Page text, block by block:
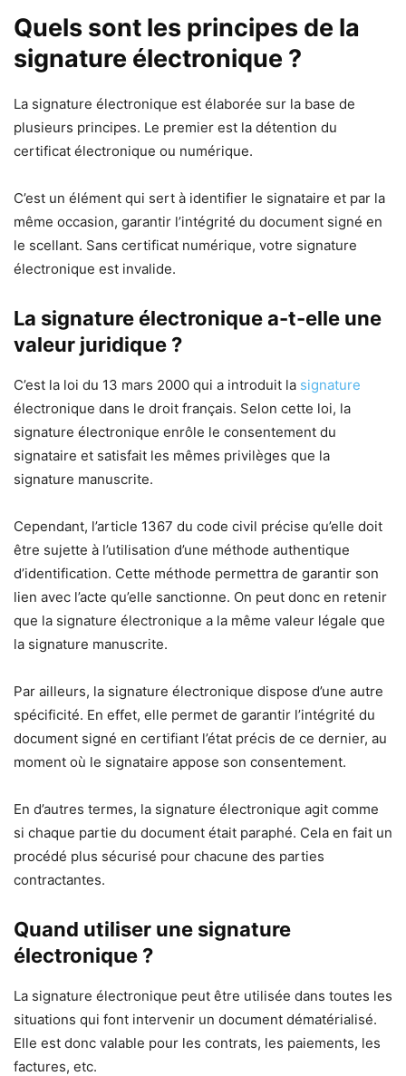
Quels sont les principes de la
signature électronique ?
La signature électronique est élaborée sur la base de
plusieurs principes. Le premier est la détention du
certificat électronique ou numérique.
C’est un élément qui sert à identifier le signataire et par la
même occasion, garantir l’intégrité du document signé en
le scellant. Sans certificat numérique, votre signature
électronique est invalide.
La signature électronique a-t-elle une
valeur juridique ?
C’est la loi du 13 mars 2000 qui a introduit la signature
électronique dans le droit français. Selon cette loi, la
signature électronique enrôle le consentement du
signataire et satisfait les mêmes privilèges que la
signature manuscrite.
Cependant, l’article 1367 du code civil précise qu’elle doit
être sujette à l’utilisation d’une méthode authentique
d’identification. Cette méthode permettra de garantir son
lien avec l’acte qu’elle sanctionne. On peut donc en retenir
que la signature électronique a la même valeur légale que
la signature manuscrite.
Par ailleurs, la signature électronique dispose d’une autre
spécificité. En effet, elle permet de garantir l’intégrité du
document signé en certifiant l’état précis de ce dernier, au
moment où le signataire appose son consentement.
En d’autres termes, la signature électronique agit comme
si chaque partie du document était paraphé. Cela en fait un
procédé plus sécurisé pour chacune des parties
contractantes.
Quand utiliser une signature
électronique ?
La signature électronique peut être utilisée dans toutes les
situations qui font intervenir un document dématérialisé.
Elle est donc valable pour les contrats, les paiements, les
factures, etc.